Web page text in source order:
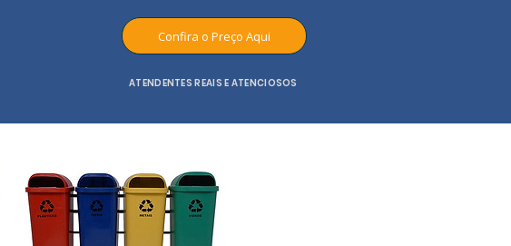
Confira o Preço Aqui
ATENDENTES REAIS E ATENCIOSOS